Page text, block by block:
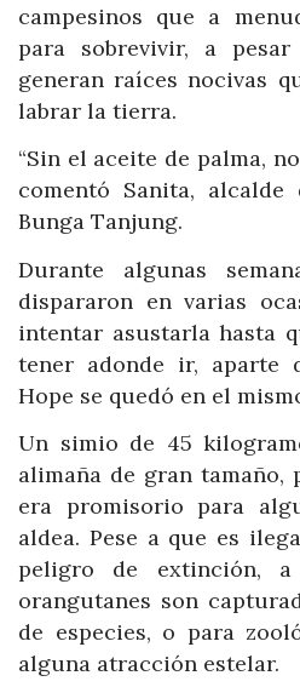
campesinos que a
para sobrevivir, a
generan raíces nocivas
labrar la tierra.
“Sin el aceite de palma,
comentó Sanita,
Bunga Tanjung.
Durante algunas
dispararon en varias
intentar asustarla hasta
tener adonde ir, aparte
Hope se quedó en el
Un simio de 45
alimaña de gran tamaño,
era promisorio para
aldea. Pese a que es
peligro de extinción, a
orangutanes son
de especies, o para
alguna atracción estelar.